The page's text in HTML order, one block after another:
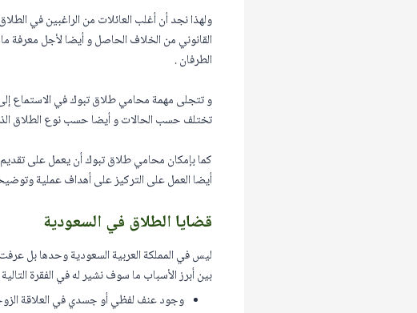
ولهذا نجد أن أغلب العائلات من الراغبين في
القانوني من الخلاف الحاصل و أيضا لأجل
الطرفان .
و تتجلى مهمة محامي طلاق تبوك في الاستماع إلى
تختلف حسب الحالات و أيضا حسب نوع الطلاق الذي
كما بإمكان محامي طلاق تبوك أن يعمل على
أيضا العمل على التركيز على أهداف عملية
قضايا الطلاق في السعودية
ليس في المملكة العربية السعودية وحدها بل
بين أبرز الأسباب ما سوف نشير له في الفقرة
وجود عنف لفظي أو جسدي في العلاقة